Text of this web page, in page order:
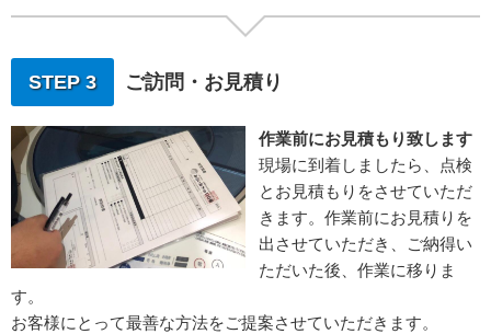
STEP 3 ご訪問・お見積り
作業前にお見積もり致します
現場に到着しましたら、点検
とお見積もりをさせていただ
きます。作業前にお見積りを
出させていただき、ご納得い
ただいた後、作業に移りま
す。
お客様にとって最善な方法をご提案させていただきます。